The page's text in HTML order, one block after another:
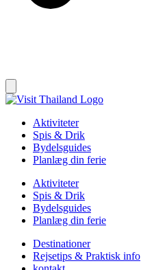
Aktiviteter
Spis & Drik
Bydelsguides
Planlæg din ferie
Aktiviteter
Spis & Drik
Bydelsguides
Planlæg din ferie
Destinationer
Rejsetips & Praktisk info